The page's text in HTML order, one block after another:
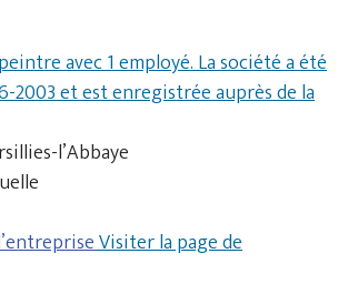
avec 1 employé. La société a été
2003 et est enregistrée auprès de la
l’Abbaye
Visiter la page de